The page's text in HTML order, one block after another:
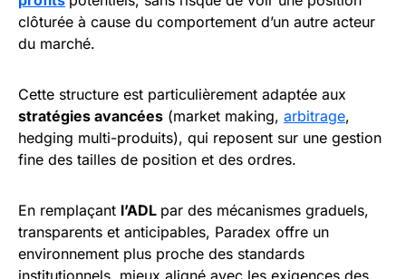
clôturée à cause du comportement d’un autre acteur
du marché.
Cette structure est particulièrement adaptée aux
stratégies avancées (market making, arbitrage,
hedging multi-produits), qui reposent sur une gestion
fine des tailles de position et des ordres.
En remplaçant l’ADL par des mécanismes graduels,
transparents et anticipables, Paradex offre un
environnement plus proche des standards